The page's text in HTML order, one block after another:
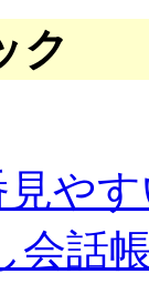
ク
や
会話